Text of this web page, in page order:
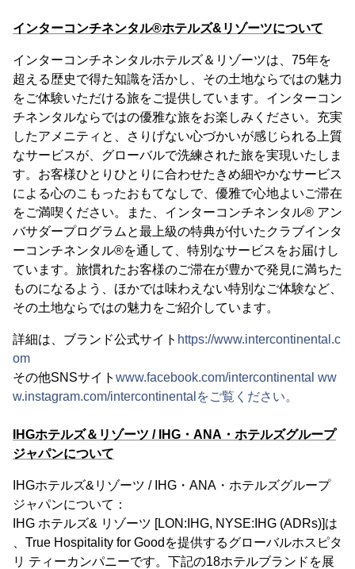
インターコンチネンタル®ホテルズ&リゾーツについて
インターコンチネンタルホテルズ＆リゾーツは、75年を
超える歴史で得た知識を活かし、その土地ならではの魅力
をご体験いただける旅をご提供しています。インターコン
チネンタルならではの優雅な旅をお楽しみください。充実
したアメニティと、さりげない心づかいが感じられる上質
なサービスが、グローバルで洗練された旅を実現いたしま
す。お客様ひとりひとりに合わせたきめ細やかなサービス
による心のこもったおもてなしで、優雅で心地よいご滞在
をご満喫ください。また、インターコンチネンタル® アン
バサダープログラムと最上級の特典が付いたクラブインタ
ーコンチネンタル®を通して、特別なサービスをお届けし
ています。旅慣れたお客様のご滞在が豊かで発見に満ちた
ものになるよう、ほかでは味わえない特別なご体験など、
その土地ならではの魅力をご紹介しています。
詳細は、ブランド公式サイト https://www.intercontinental.c
om
その他SNSサイト www.facebook.com/intercontinental ww
w.instagram.com/intercontinentalをご覧ください。
IHGホテルズ＆リゾーツ / IHG・ANA・ホテルズグループ
ジャパンについて
IHGホテルズ&リゾーツ / IHG・ANA・ホテルズグループ
ジャパンについて：
IHG ホテルズ& リゾーツ [LON:IHG, NYSE:IHG (ADRs)]は
、True Hospitality for Goodを提供するグローバルホスピタ
リ ティーカンパニーです。下記の18ホテルブランドを展